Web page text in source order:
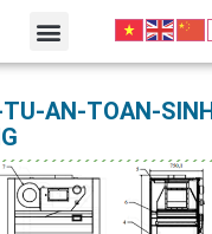
AN-TOAN-